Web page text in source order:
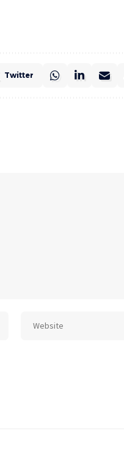
Twitter